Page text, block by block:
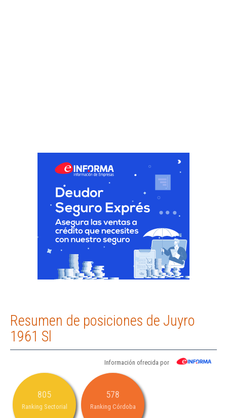
Resumen de posiciones de Juyro
1961 Sl
Información ofrecida por
805
Ranking Sectorial
578
Ranking Córdoba